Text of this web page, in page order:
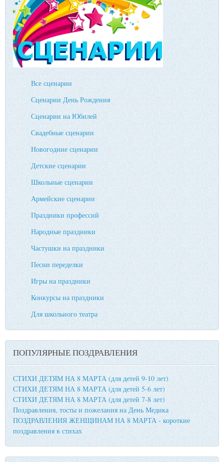
Все сценарии
Сценарии День Рождения
Сценарии на Юбилей
Свадебные сценарии
Новогодние сценарии
Детские сценарии
Школьные сценарии
Армейские сценарии
Праздники профессий
Народные праздники
Частушки на праздники
Песни переделки
Игры на праздники
Конкурсы на праздники
Для школьного театра
ПОПУЛЯРНЫЕ ПОЗДРАВЛЕНИЯ
СТИХИ ДЕТЯМ НА 8 МАРТА (для детей 9-10 лет)
СТИХИ ДЕТЯМ НА 8 МАРТА (для детей 5-6 лет)
СТИХИ ДЕТЯМ НА 8 МАРТА (для детей 7-8 лет)
Поздравления, тосты и пожелания на День Медика
ПОЗДРАВЛЕНИЯ ЖЕНЩИНАМ НА 8 МАРТА - короткие
поздравления в стихах